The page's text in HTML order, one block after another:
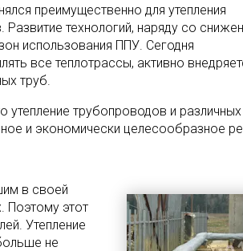
преимущественно для утепления
технологий, наряду со
использования ППУ. Сегодня
все теплотрассы, активно
труб.
утепление трубопроводов и
и экономически целесообразное
в своей
Поэтому этот
Утепление
не